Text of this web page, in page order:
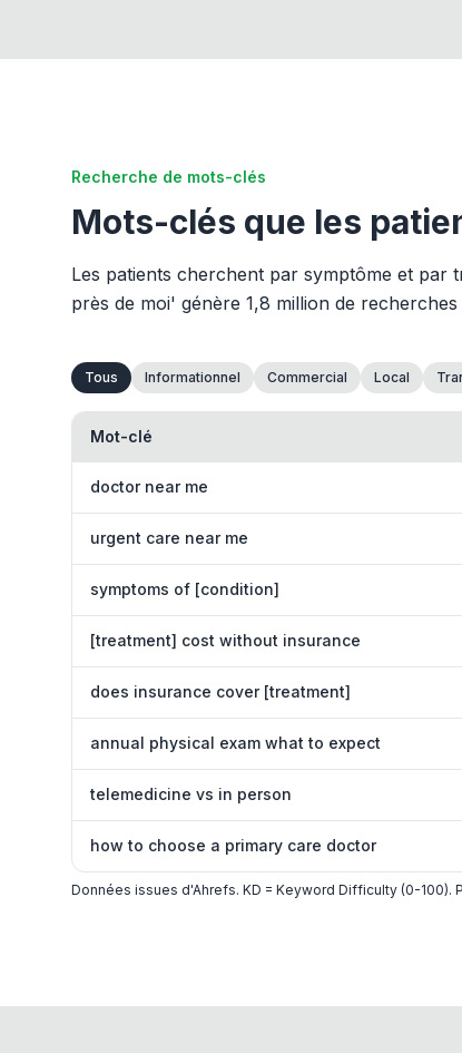
Recherche de mots-clés
Mots-clés que les
Les patients cherchent par symptôme et par
près de moi' génère 1,8 million de
Tous Informationnel Commercial Local
Mot-clé
doctor near me
urgent care near me
symptoms of [condition]
[treatment] cost without insurance
does insurance cover [treatment]
annual physical exam what to expect
telemedicine vs in person
how to choose a primary care doctor
Données issues d'Ahrefs. KD = Keyword Difficulty (0-100).